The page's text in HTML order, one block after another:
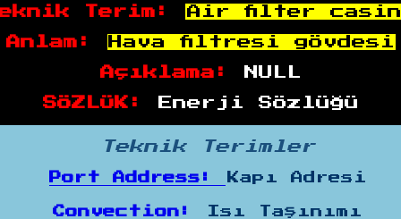
Terim: Air filter
Anlam: Hava filtresi gövdesi
Açıklama: NULL
SÖZLÜK: Enerji Sözlüğü
Teknik Terimler
Port Address: Kapı Adresi
Convection: Isı Taşınımı